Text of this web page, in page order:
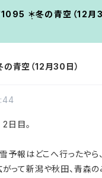
＊冬の青空（12月
青空（12月30日）
日目。
予報はどこへ行ったやら
って新潟や秋田、青森の